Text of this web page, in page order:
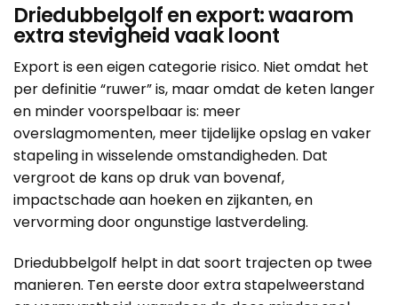
Driedubbelgolf en export: waarom
extra stevigheid vaak loont
Export is een eigen categorie risico. Niet omdat het
per definitie “ruwer” is, maar omdat de keten langer
en minder voorspelbaar is: meer
overslagmomenten, meer tijdelijke opslag en vaker
stapeling in wisselende omstandigheden. Dat
vergroot de kans op druk van bovenaf,
impactschade aan hoeken en zijkanten, en
vervorming door ongunstige lastverdeling.
Driedubbelgolf helpt in dat soort trajecten op twee
manieren. Ten eerste door extra stapelweerstand